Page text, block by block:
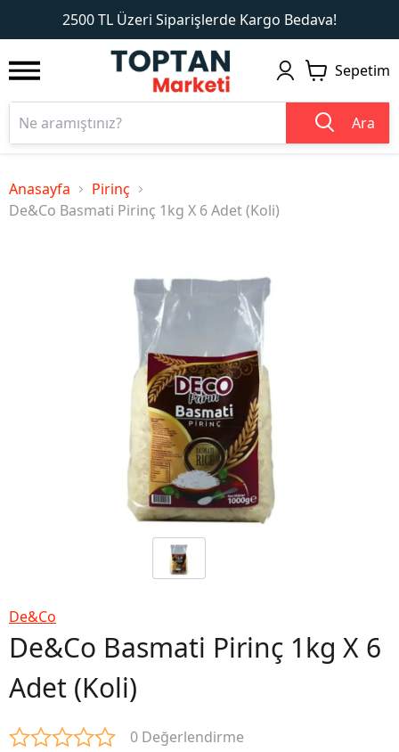
2500 TL Üzeri Siparişlerde Kargo Bedava!
1
Sepetim
Ara
Anasayfa
Pirinç
De&Co Basmati Pirinç 1kg X 6 Adet (Koli)
De&Co
De&Co Basmati Pirinç 1kg X 6
Adet (Koli)
0 Değerlendirme